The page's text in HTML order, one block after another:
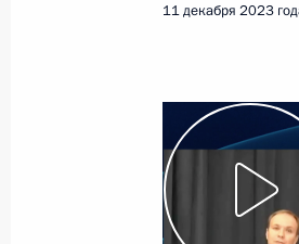
и
Открытие
21 декабря 2023
11 декабря 2023